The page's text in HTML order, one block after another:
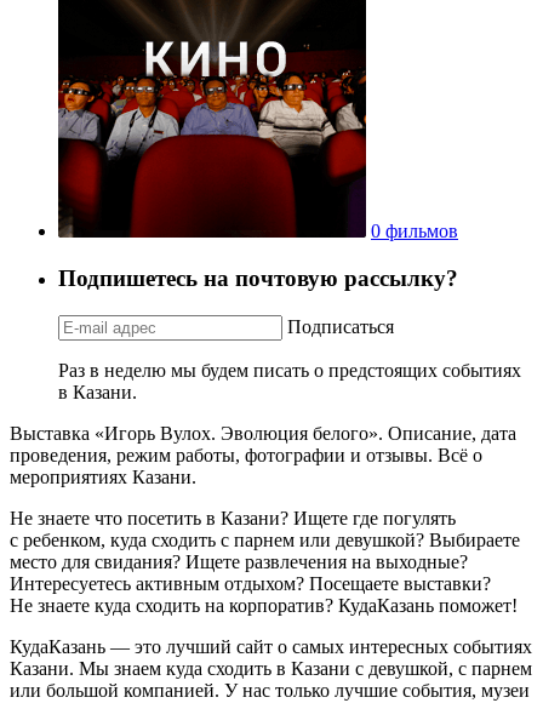
0 фильмов
Подпишетесь на почтовую рассылку?
Подписаться
Раз в неделю мы будем писать о предстоящих событиях
в Казани.
Выставка «Игорь Вулох. Эволюция белого». Описание, дата
проведения, режим работы, фотографии и отзывы. Всё о
мероприятиях Казани.
Не знаете что посетить в Казани? Ищете где погулять
с ребенком, куда сходить с парнем или девушкой? Выбираете
место для свидания? Ищете развлечения на выходные?
Интересуетесь активным отдыхом? Посещаете выставки?
Не знаете куда сходить на корпоратив? КудаКазань поможет!
КудаКазань — это лучший сайт о самых интересных событиях
Казани. Мы знаем куда сходить в Казани с девушкой, с парнем
или большой компанией. У нас только лучшие события, музеи